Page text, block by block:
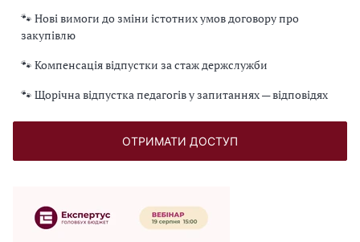
🐾 Нові вимоги до зміни істотних умов договору про
закупівлю
🐾 Компенсація відпустки за стаж держслужби
🐾 Щорічна відпустка педагогів у запитаннях — відповідях
ОТРИМАТИ ДОСТУП